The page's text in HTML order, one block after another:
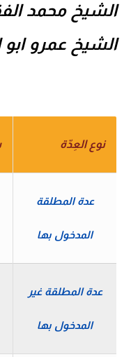
الشيخ محمد
الشيخ عمرو
نوع العِدّة
عدة المطلقة
المدخول بها
عدة المطلقة غير
المدخول بها